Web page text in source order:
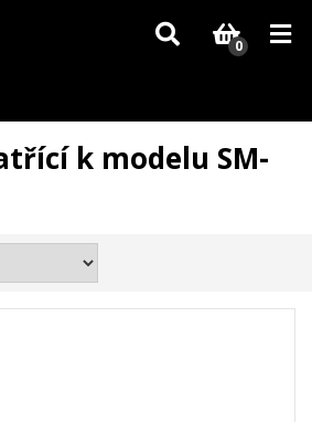
se může dodání dílů, které nejsou skladem,
Děkujeme za pochopení.
0
k modelu SM-